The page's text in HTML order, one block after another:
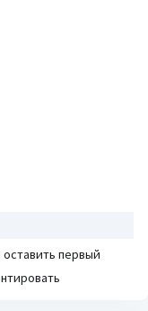
первый